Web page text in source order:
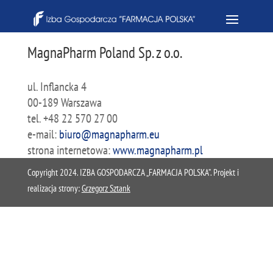
MagnaPharm Poland Sp. z o.o.
ul. Inflancka 4
00-189 Warszawa
tel. +48 22 570 27 00
e-mail:biuro@magnapharm.eu
strona internetowa:www.magnapharm.pl
Copyright 2024. IZBA GOSPODARCZA „FARMACJA POLSKA”. Projekt i
realizacja strony:Grzegorz Sztank